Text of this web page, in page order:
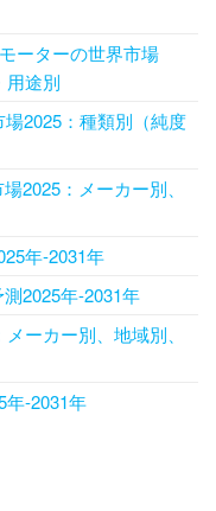
ーターの世界市場
用途別
2025：種類別（純度
2025：メーカー別、
年-2031年
2025年-2031年
ーカー別、地域別、
年-2031年